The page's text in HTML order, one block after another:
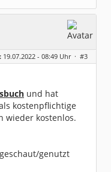
19.07.2022 - 08:49 Uhr · #3
und hat
kostenpflichtige
wieder kostenlos.
genutzt